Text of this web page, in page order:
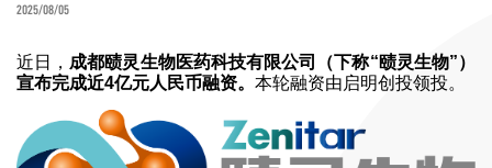
2025/08/05
近日， 成都赜灵生物医药科技有限公司（下称“赜灵生物”）
宣布完成近4亿元人民币融资。 本轮融资由启明创投领投。